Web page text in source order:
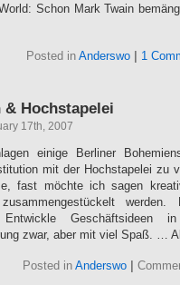
Schon Mark Twain
Posted in Anderswo 1
Hochstapelei
17th, 2007
einige Berliner
mit der Hochstapelei zu
fast möchte ich sagen
zusammengestückelt
Entwickle Geschäftsideen
zwar, aber mit viel Spaß. …
Posted in Anderswo